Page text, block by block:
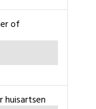
huisartsen